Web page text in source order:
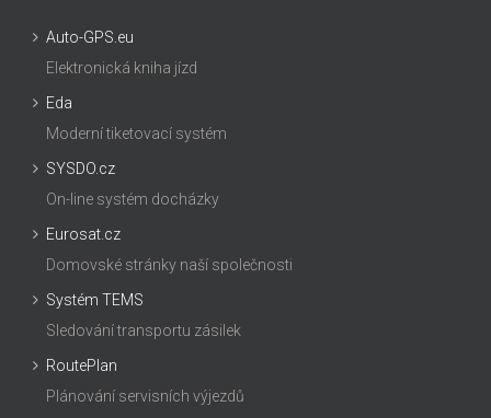
Auto-GPS.eu
Elektronická kniha jízd
Eda
Moderní tiketovací systém
SYSDO.cz
On-line systém docházky
Eurosat.cz
Domovské stránky naší společnosti
Systém TEMS
Sledování transportu zásilek
RoutePlan
Plánování servisních výjezdů